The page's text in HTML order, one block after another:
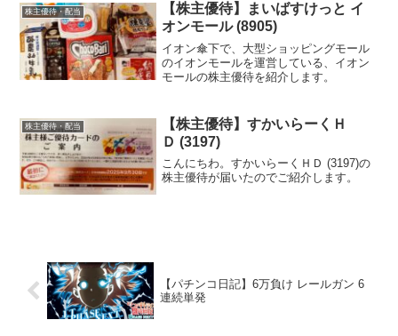
株主優待・配当
【株主優待】まいばすけっと イ
オンモール (8905)
イオン傘下で、大型ショッピングモール
のイオンモールを運営している、イオン
モールの株主優待を紹介します。
株主優待・配当
【株主優待】すかいらーくＨ
Ｄ (3197)
こんにちわ。すかいらーくＨＤ (3197)の
株主優待が届いたのでご紹介します。
【パチンコ日記】6万負け レールガン 6
連続単発